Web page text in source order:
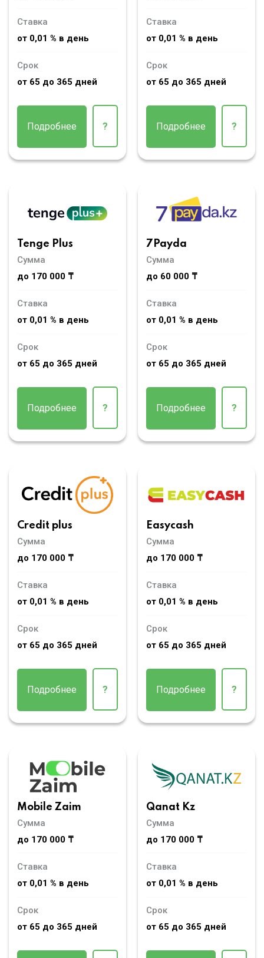
Ставка
от 0,01 % в день
Срок
от 65 до 365 дней
Подробнее ?
Ставка
от 0,01 % в день
Срок
от 65 до 365 дней
Подробнее ?
Tenge Plus
Сумма
до 170 000 ₸
Ставка
от 0,01 % в день
Срок
от 65 до 365 дней
Подробнее ?
7Payda
Сумма
до 60 000 ₸
Ставка
от 0,01 % в день
Срок
от 65 до 365 дней
Подробнее ?
Credit plus
Сумма
до 170 000 ₸
Ставка
от 0,01 % в день
Срок
от 65 до 365 дней
Подробнее ?
Easycash
Сумма
до 170 000 ₸
Ставка
от 0,01 % в день
Срок
от 65 до 365 дней
Подробнее ?
Mobile Zaim
Сумма
до 170 000 ₸
Ставка
от 0,01 % в день
Срок
от 65 до 365 дней
Qanat Kz
Сумма
до 170 000 ₸
Ставка
от 0,01 % в день
Срок
от 65 до 365 дней